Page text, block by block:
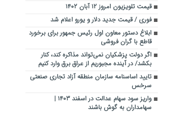
قیمت تلویزیون امروز ۱۲ آبان ۱۴۰۲
فوری / قیمت جدید دلار و یورو اعلام شد
ابلاغ دستور معاون اول رئیس جمهور برای برخورد
قاطع با گران فروشی
اگر دولت پزشکیان نمی‌تواند مذاکره کند، کنار
بکشد/ در آینده مجبوریم از عراق برق وارد کنیم
تایید اساسنامه سازمان منطقه آزاد تجاری صنعتی
سرخس
واریز سود سهام عدالت در اسفند ۱۴۰۳ |
سهامداران به گوش باشند